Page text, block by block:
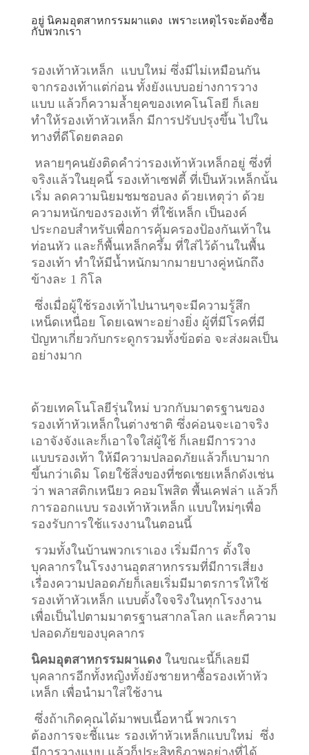
อยู่ นิคมอุตสาหกรรมผาแดง เพราะเหตุไรจะต้องซื้อ
กับพวกเรา
รองเท้าหัวเหล็ก แบบใหม่ ซึ่งมีไม่เหมือนกัน
จากรองเท้าแต่ก่อน ทั้งยังแบบอย่างการวาง
แบบ แล้วก็ความล้ำยุคของเทคโนโลยี ก็เลย
ทำให้รองเท้าหัวเหล็ก มีการปรับปรุงขึ้น ไปใน
ทางที่ดีโดยตลอด
หลายๆคนยังติดคำว่ารองเท้าหัวเหล็กอยู่ ซึ่งที่
จริงแล้วในยุคนี้ รองเท้าเซฟตี้ ที่เป็นหัวเหล็กนั้น
เริ่ม ลดความนิยมชมชอบลง ด้วยเหตุว่า ด้วย
ความหนักของรองเท้า ที่ใช้เหล็ก เป็นองค์
ประกอบสำหรับเพื่อการคุ้มครองป้องกันเท้าใน
ท่อนหัว และก็พื้นเหล็กครึ้ม ที่ใส่ไว้ด้านในพื้น
รองเท้า ทำให้มีน้ำหนักมากมายบางคู่หนักถึง
ข้างละ 1 กิโล
ซึ่งเมื่อผู้ใช้รองเท้าไปนานๆจะมีความรู้สึก
เหน็ดเหนื่อย โดยเฉพาะอย่างยิ่ง ผู้ที่มีโรคที่มี
ปัญหาเกี่ยวกับกระดูกรวมทั้งข้อต่อ จะส่งผลเป็น
อย่างมาก
ด้วยเทคโนโลยีรุ่นใหม่ บวกกับมาตรฐานของ
รองเท้าหัวเหล็กในต่างชาติ ซึ่งค่อนจะเอาจริง
เอาจังจังและก็เอาใจใส่ผู้ใช้ ก็เลยมีการวาง
แบบรองเท้า ให้มีความปลอดภัยแล้วก็เบามาก
ขึ้นกว่าเดิม โดยใช้สิ่งของที่ชดเชยเหล็กดังเช่น
ว่า พลาสติกเหนียว คอมโพสิต พื้นเคฟล่า แล้วก็
การออกแบบ รองเท้าหัวเหล็ก แบบใหม่ๆเพื่อ
รองรับการใช้แรงงานในตอนนี้
รวมทั้งในบ้านพวกเราเอง เริ่มมีการ ตั้งใจ
บุคลากรในโรงงานอุตสาหกรรมที่มีการเสี่ยง
เรื่องความปลอดภัยก็เลยเริ่มมีมาตรการให้ใช้
รองเท้าหัวเหล็ก แบบตั้งใจจริงในทุกโรงงาน
เพื่อเป็นไปตามมาตรฐานสากลโลก และก็ความ
ปลอดภัยของบุคลากร
นิคมอุตสาหกรรมผาแดงในขณะนี้ก็เลยมี
บุคลากรอีกทั้งหญิงทั้งยังชายหาซื้อรองเท้าหัว
เหล็ก เพื่อนำมาใส่ใช้งาน
ซึ่งถ้าเกิดคุณได้มาพบเนื้อหานี้ พวกเรา
ต้องการจะชี้แนะ รองเท้าหัวเหล็กแบบใหม่ ซึ่ง